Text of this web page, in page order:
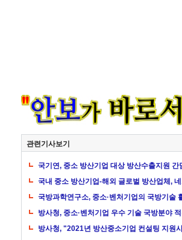
관련기사보기
국기연, 중소 방산기업 대상 방산수출지원 간
국내 중소 방산기업-해외 글로벌 방산업체,
국방과학연구소, 중소·벤처기업의 국방기술
방사청, 중소·벤처기업 우수 기술 국방분야
방사청, "2021년 방산중소기업 컨설팅 지원